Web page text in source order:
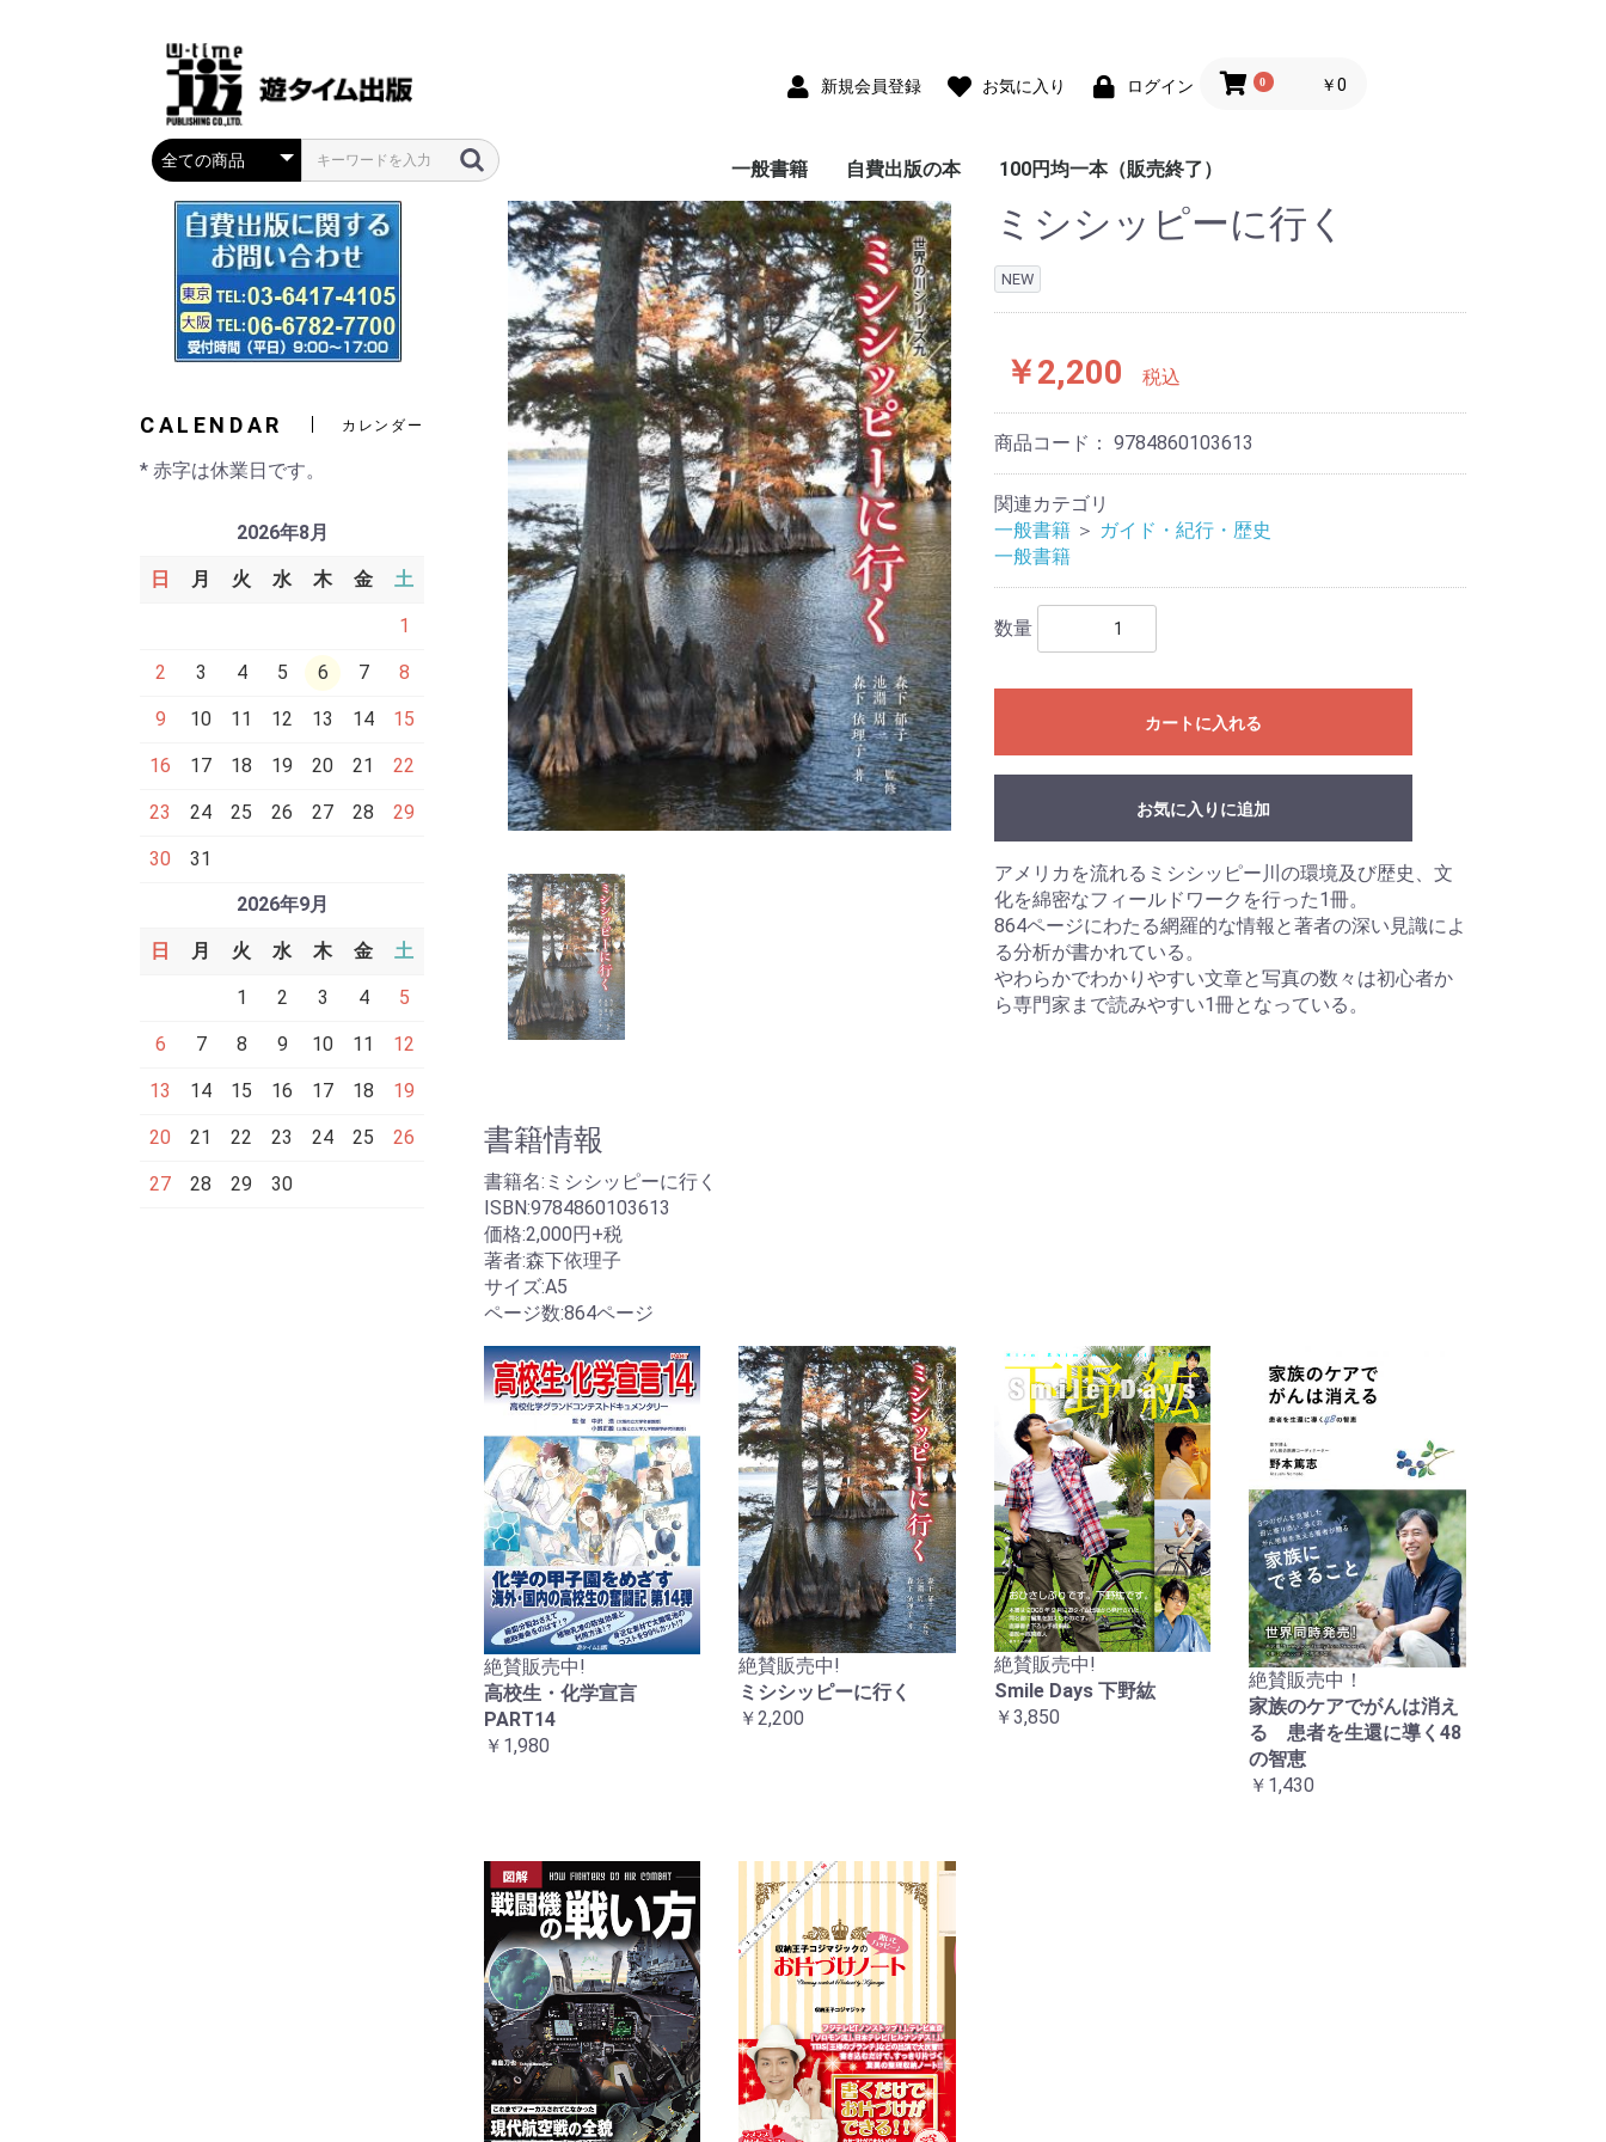
新規会員登録 お気に入り ログイン 0 ￥0
一般書籍
児童書(童話・絵本・
紙芝居)
雑貨付き書籍
小説・フィクション
写真集
サブカルチャー
教育・思想・科学・哲
学
エッセイ・ノンフィク
ション
ビジネス
ガイド・紀行・歴史
趣味・実用・娯楽
画集・美術・工芸
自費出版の本
画集
ポストカードコレクシ
ョン
CD-ROM
児童書(童話・絵本・
紙芝居)
エッセイ・ノンフィク
ション
小説・フィクション
教育・思想・科学・哲
学
ビジネス
ガイド・紀行・歴史
趣味・実用・娯楽
写真集
100円均一本（販売終了）
大人のための100円均一
ポケットカラーブック
趣味
辞典
地図
脳のトレーニング
練習帳
子供のための100円均一
英会話
しかけ絵本
童話
工作
学習ドリル
あそび
もじ練習帳
CALENDAR カレンダー
* 赤字は休業日です。
2026年8月
日 月 火 水 木 金 土
1
2 3 4 5 6 7 8
9 10 11 12 13 14 15
16 17 18 19 20 21 22
23 24 25 26 27 28 29
30
31
2026年9月
日 月 火 水 木 金 土
1 2 3 4 5
6 7 8 9 10 11 12
13 14 15 16 17 18 19
20 21 22 23 24 25 26
27 28 29 30
ミシシッピーに行く
NEW
￥2,200 税込
商品コード： 9784860103613
関連カテゴリ
一般書籍 ＞ ガイド・紀行・歴史
一般書籍
数量
カートに入れる
お気に入りに追加
アメリカを流れるミシシッピー川の環境及び歴史、文
化を綿密なフィールドワークを行った1冊。
864ページにわたる網羅的な情報と著者の深い見識によ
る分析が書かれている。
やわらかでわかりやすい文章と写真の数々は初心者か
ら専門家まで読みやすい1冊となっている。
書籍情報
書籍名:ミシシッピーに行く
ISBN:9784860103613
価格:2,000円+税
著者:森下依理子
サイズ:A5
ページ数:864ページ
絶賛販売中!
高校生・化学宣言
PART14
￥1,980
絶賛販売中!
ミシシッピーに行く
￥2,200
絶賛販売中!
Smile Days 下野紘
￥3,850
絶賛販売中！
家族のケアでがんは消え
る 患者を生還に導く48
の智恵
￥1,430